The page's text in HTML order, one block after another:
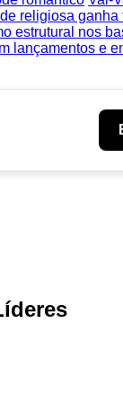
religiosa
estrutural nos
lançamentos e